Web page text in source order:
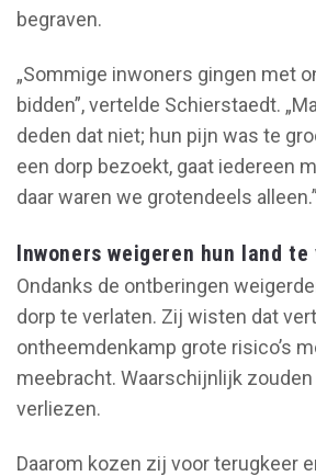
begraven.
„Sommige inwoners gingen met
bidden”, vertelde Schierstaedt.
deden dat niet; hun pijn was te
een dorp bezoekt, gaat iedereen
daar waren we grotendeels alleen.”
Inwoners weigeren hun land
Ondanks de ontberingen
dorp te verlaten. Zij wisten dat
ontheemdenkamp grote risico’s
meebracht. Waarschijnlijk
verliezen.
Daarom kozen zij voor terugkeer